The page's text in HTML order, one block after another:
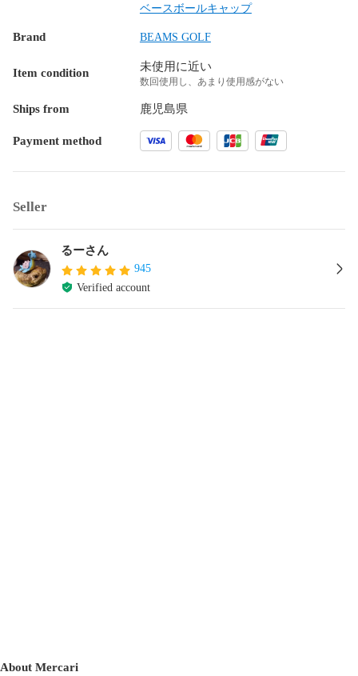
ベースボールキャップ
Brand BEAMS GOLF
Item condition 未使用に近い
数回使用し、あまり使用感がない
Ships from 鹿児島県
Payment method
Seller
るーさん
945
Verified account
About Mercari